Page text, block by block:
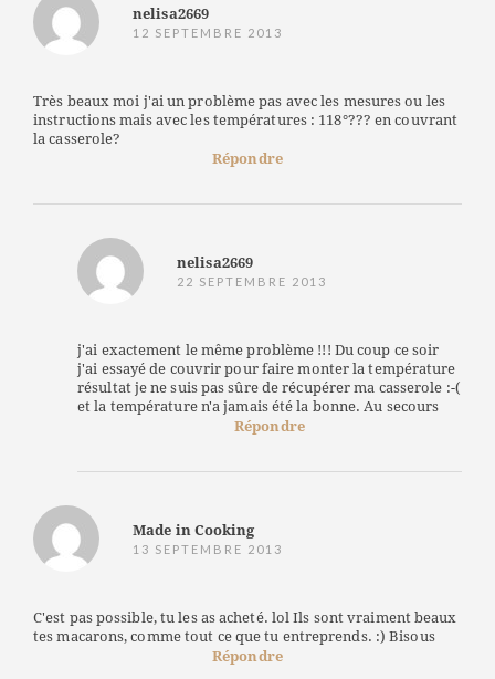
nelisa2669
12 SEPTEMBRE 2013
Très beaux moi j'ai un problème pas avec les mesures ou les
instructions mais avec les températures : 118°??? en couvrant
la casserole?
Répondre
nelisa2669
22 SEPTEMBRE 2013
j'ai exactement le même problème !!! Du coup ce soir
j'ai essayé de couvrir pour faire monter la température
résultat je ne suis pas sûre de récupérer ma casserole :-(
et la température n'a jamais été la bonne. Au secours
Répondre
Made in Cooking
13 SEPTEMBRE 2013
C'est pas possible, tu les as acheté. lol Ils sont vraiment beaux
tes macarons, comme tout ce que tu entreprends. :) Bisous
Répondre